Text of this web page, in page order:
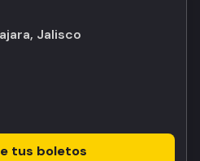
Jalisco
tus boletos